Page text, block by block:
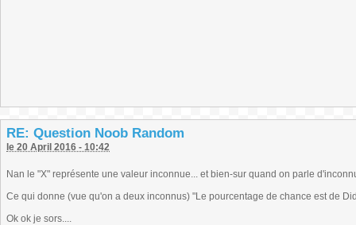
RE: Question Noob Random
le 20 April 2016 - 10:42
Nan le "X" représente une valeur inconnue... et bien-sur quand on parle
Ce qui donne (vue qu'on a deux inconnus) "Le pourcentage de chance est de
Ok ok je sors....